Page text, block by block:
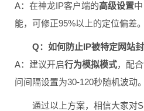
A：在神龙IP客户端的高级设置
能，可修正95%以上的定位偏差。
Q：如何防止IP被特定网站封
A：建议开启行为模拟模式，配合
问间隔设置为30-120秒随机波动。
通过以上方案，相信大家对